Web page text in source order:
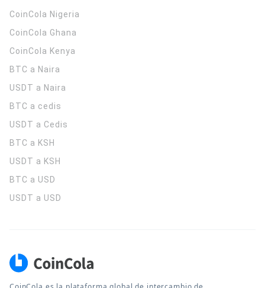
CoinCola Nigeria
CoinCola Ghana
CoinCola Kenya
BTC a Naira
USDT a Naira
BTC a cedis
USDT a Cedis
BTC a KSH
USDT a KSH
BTC a USD
USDT a USD